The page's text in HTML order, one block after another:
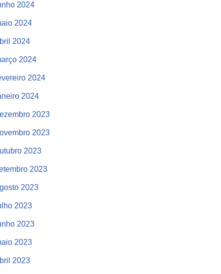
2024
2024
2024
2024
2024
2024
2023
2023
2023
2023
2023
2023
2023
2023
2023